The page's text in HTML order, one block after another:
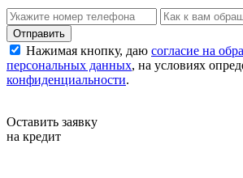
Нажимая кнопку, даю согласие на
персональных данных, на условиях
конфиденциальности.
Оставить заявку
на кредит